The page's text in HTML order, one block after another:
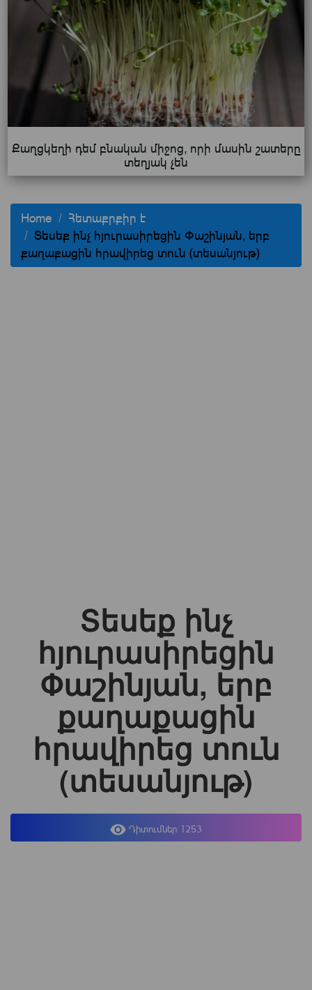
Քաղցկեղի դեմ բնական միջոց, որի մասին շատերը
տեղյակ չեն
Home
Հետաքրքիր է
Տեսեք ինչ հյուրասիրեցին Փաշինյան, երբ
քաղաքացին հրավիրեց տուն (տեսանյութ)
Տեսեք ինչ
հյուրասիրեցին
Փաշինյան, երբ
քաղաքացին
հրավիրեց տուն
(տեսանյութ)
Դիտումներ 1253